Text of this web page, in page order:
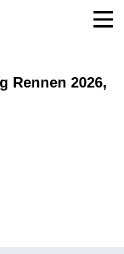
Rennen 2026,